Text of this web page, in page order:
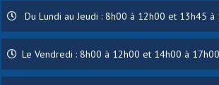
Du Lundi au Jeudi : 8h00 à 12h00 et 13h45 à
Le Vendredi : 8h00 à 12h00 et 14h00 à 17h00